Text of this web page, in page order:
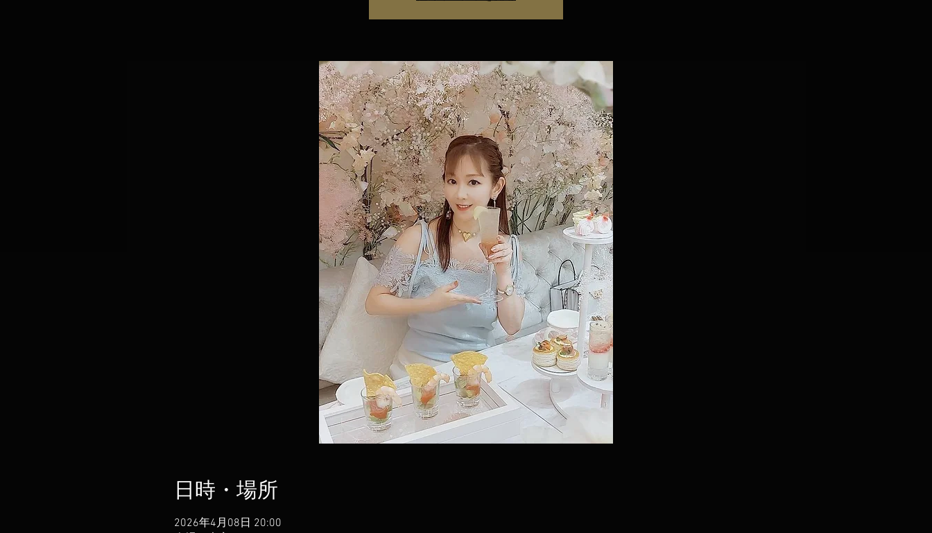
日時・場所
2026年4月08日 20:00